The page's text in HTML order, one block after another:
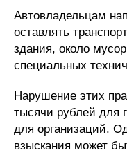
Автовладельцам
оставлять
здания, около
специальных
Нарушение этих
тысячи рублей для
для организаций.
взыскания может